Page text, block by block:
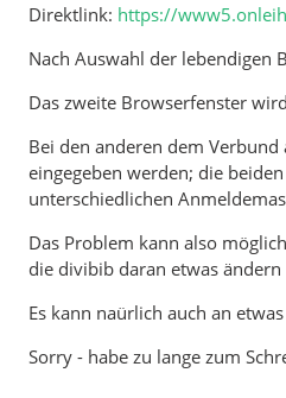
Direktlink: https://
Nach Auswahl der lebendigen
Das zweite Browserfenster
Bei den anderen dem
eingegeben werden; die
unterschiedlichen
Das Problem kann also
die divibib daran etwas
Es kann naürlich auch an
Sorry - habe zu lange zum